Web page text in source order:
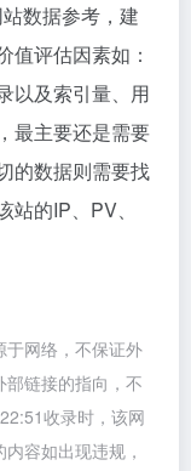
数据参考，建
值评估因素如：
以及索引量、用
最主要还是需要
的数据则需要找
的IP、PV、
于网络，不保证外
链接的指向，不
收录时，该网
容如出现违规，